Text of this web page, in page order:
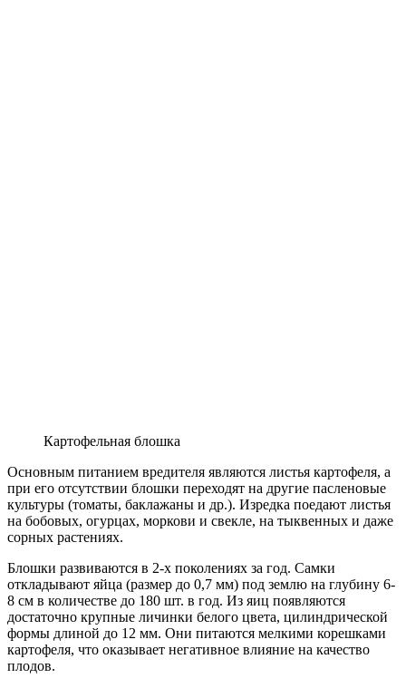
Картофельная блошка
Основным питанием вредителя являются листья картофеля, а
при его отсутствии блошки переходят на другие пасленовые
культуры (томаты, баклажаны и др.). Изредка поедают листья
на бобовых, огурцах, моркови и свекле, на тыквенных и даже
сорных растениях.
Блошки развиваются в 2-х поколениях за год. Самки
откладывают яйца (размер до 0,7 мм) под землю на глубину 6-
8 см в количестве до 180 шт. в год. Из яиц появляются
достаточно крупные личинки белого цвета, цилиндрической
формы длиной до 12 мм. Они питаются мелкими корешками
картофеля, что оказывает негативное влияние на качество
плодов.